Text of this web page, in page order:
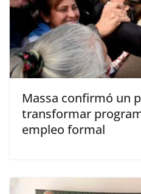
Massa confirmó un
transformar
empleo formal